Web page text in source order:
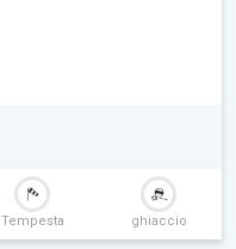
Tempesta ghiaccio